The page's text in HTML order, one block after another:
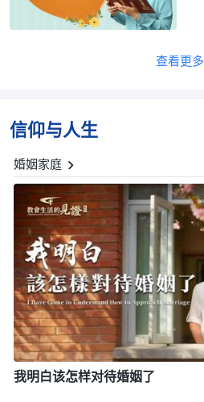
查看更多
信仰与人生
婚姻家庭
我明白该怎样对待婚姻了